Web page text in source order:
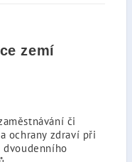
zemí
či
ochrany zdraví při